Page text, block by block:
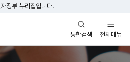
정부 누리집입니다.
통합검색
열기
전체메뉴
열기